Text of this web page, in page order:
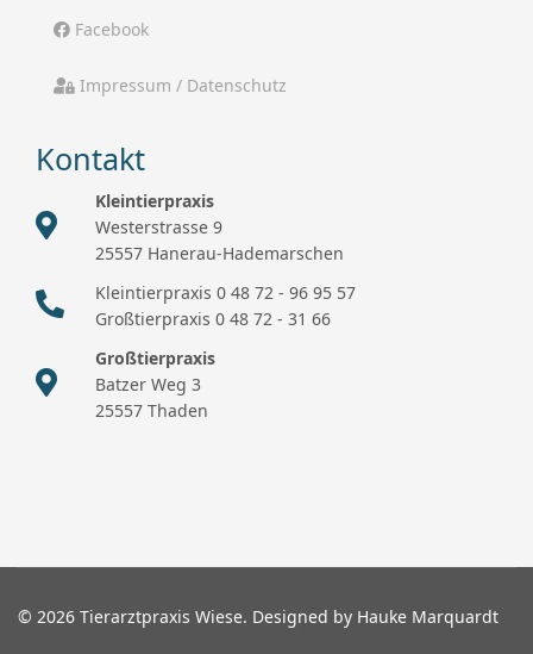
Facebook
Impressum / Datenschutz
Kontakt
Kleintierpraxis
Westerstrasse 9
25557 Hanerau-Hademarschen
Kleintierpraxis 0 48 72 - 96 95 57
Großtierpraxis 0 48 72 - 31 66
Großtierpraxis
Batzer Weg 3
25557 Thaden
© 2026 Tierarztpraxis Wiese. Designed by Hauke Marquardt